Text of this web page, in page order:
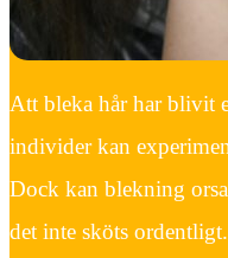
Att bleka hår har blivit
individer kan
Dock kan blekning
det inte sköts